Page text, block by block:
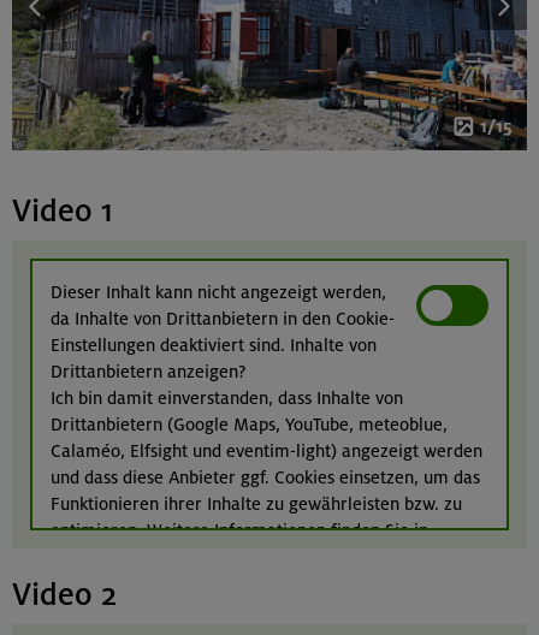
1/15
Video 1
Dieser Inhalt kann nicht angezeigt werden,
da Inhalte von Drittanbietern in den Cookie-
Einstellungen deaktiviert sind. Inhalte von
Drittanbietern anzeigen?
Ich bin damit einverstanden, dass Inhalte von
Drittanbietern (Google Maps, YouTube, meteoblue,
Calaméo, Elfsight und eventim-light) angezeigt werden
und dass diese Anbieter ggf. Cookies einsetzen, um das
Funktionieren ihrer Inhalte zu gewährleisten bzw. zu
optimieren. Weitere Informationen finden Sie in
Video 2